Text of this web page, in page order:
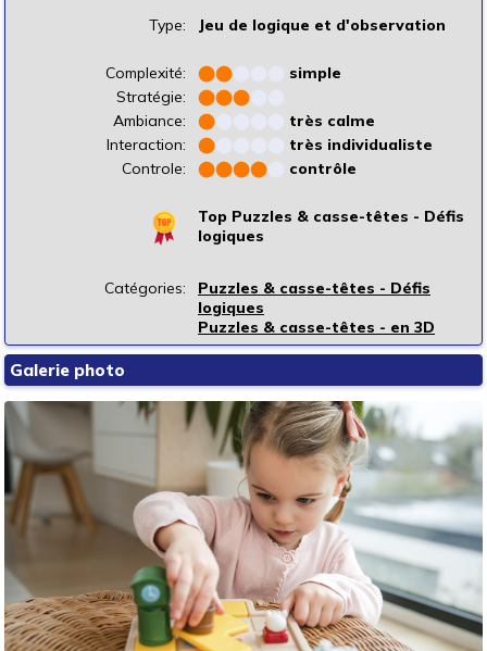
Type: Jeu de logique et d'observation
Complexité: ⬤⬤
simple
Stratégie:
⬤⬤⬤
Ambiance:
⬤
très calme
Interaction:
⬤
très individualiste
Controle:
⬤⬤⬤⬤ contrôle
Top Puzzles & casse-têtes - Défis
logiques
Catégories:
Puzzles & casse-têtes - Défis
logiques
Puzzles & casse-têtes - en 3D
Galerie photo